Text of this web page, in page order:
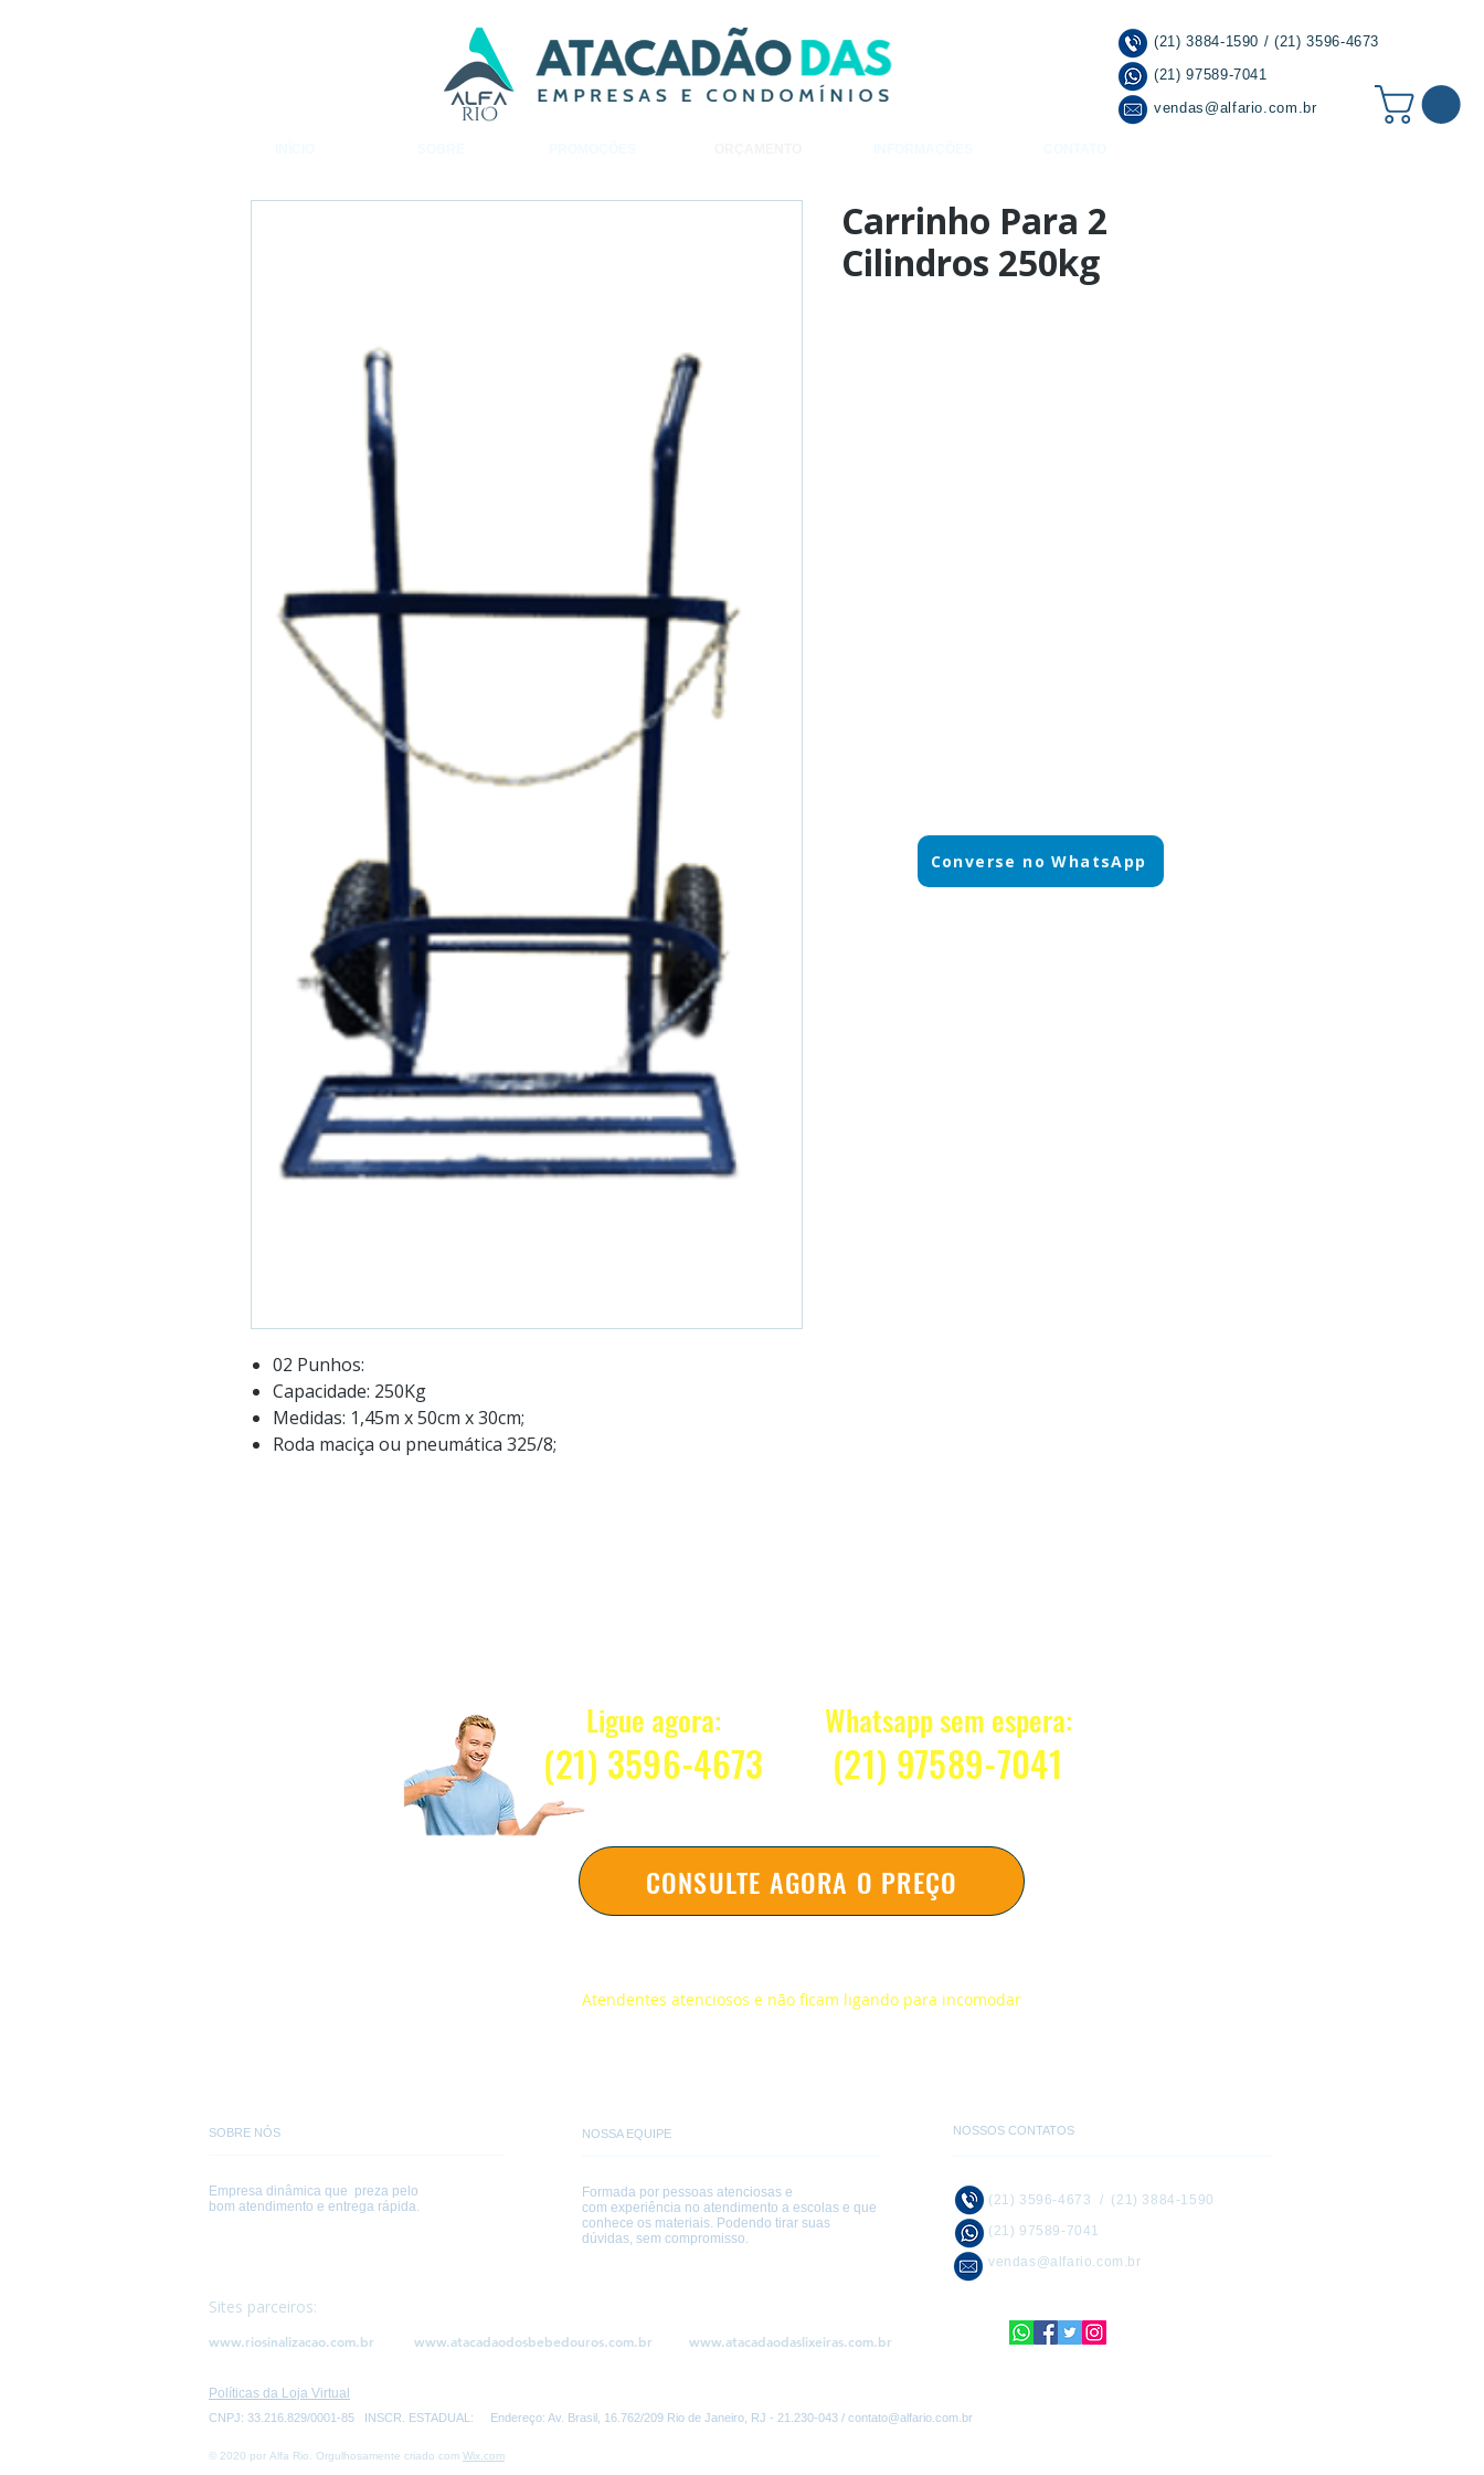
(21) 3884-1590 / (21) 3596-4673
(21) 97589-7041
vendas@alfario.com.br
02 Punhos:
Capacidade: 250Kg
Medidas: 1,45m x 50cm x 30cm;
Roda maciça ou pneumática 325/8;
Carrinho Para 2
Cilindros 250kg
Converse no WhatsApp
Ligue agora:
(21) 3596-4673
Whatsapp sem espera:
(21) 97589-7041
CONSULTE AGORA O PREÇO
Atendentes atenciosos e não ficam ligando para incomodar
SOBRE NÓS
Empresa dinâmica que preza pelo
bom atendimento e entrega rápida.
NOSSA EQUIPE
Formada por pessoas atenciosas e
com experiência no atendimento a escolas e que
conhece os materiais. Podendo tirar suas
dúvidas, sem compromisso.
Sites parceiros:
www.riosinalizacao.com.br www.atacadaodosbebedouros.com.br www.atacadaodaslixeiras.com.br
NOSSOS CONTATOS
(21) 3596-4673 / (21) 3884-1590
(21) 97589-7041
vendas@alfario.com.br
Políticas da Loja Virtual
CNPJ: 33.216.829/0001-85 INSCR. ESTADUAL: Endereço: Av. Brasil, 16.762/209 Rio de Janeiro, RJ - 21.230-043 / contato@alfario.com.br
© 2020 por Alfa Rio. Orgulhosamente criado com Wix.com